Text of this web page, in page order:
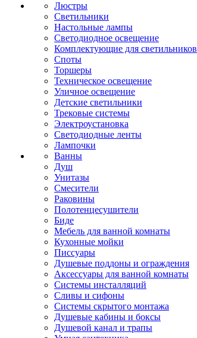
Люстры
Светильники
Настольные лампы
Светодиодное освещение
Комплектующие для светильников
Споты
Торшеры
Техническое освещение
Уличное освещение
Детские светильники
Трековые системы
Электроустановка
Светодиодные ленты
Лампочки
Ванны
Душ
Унитазы
Смесители
Раковины
Полотенцесушители
Биде
Мебель для ванной комнаты
Кухонные мойки
Писсуары
Душевые поддоны и ограждения
Аксессуары для ванной комнаты
Системы инсталляций
Сливы и сифоны
Системы скрытого монтажа
Душевые кабины и боксы
Душевой канал и трапы